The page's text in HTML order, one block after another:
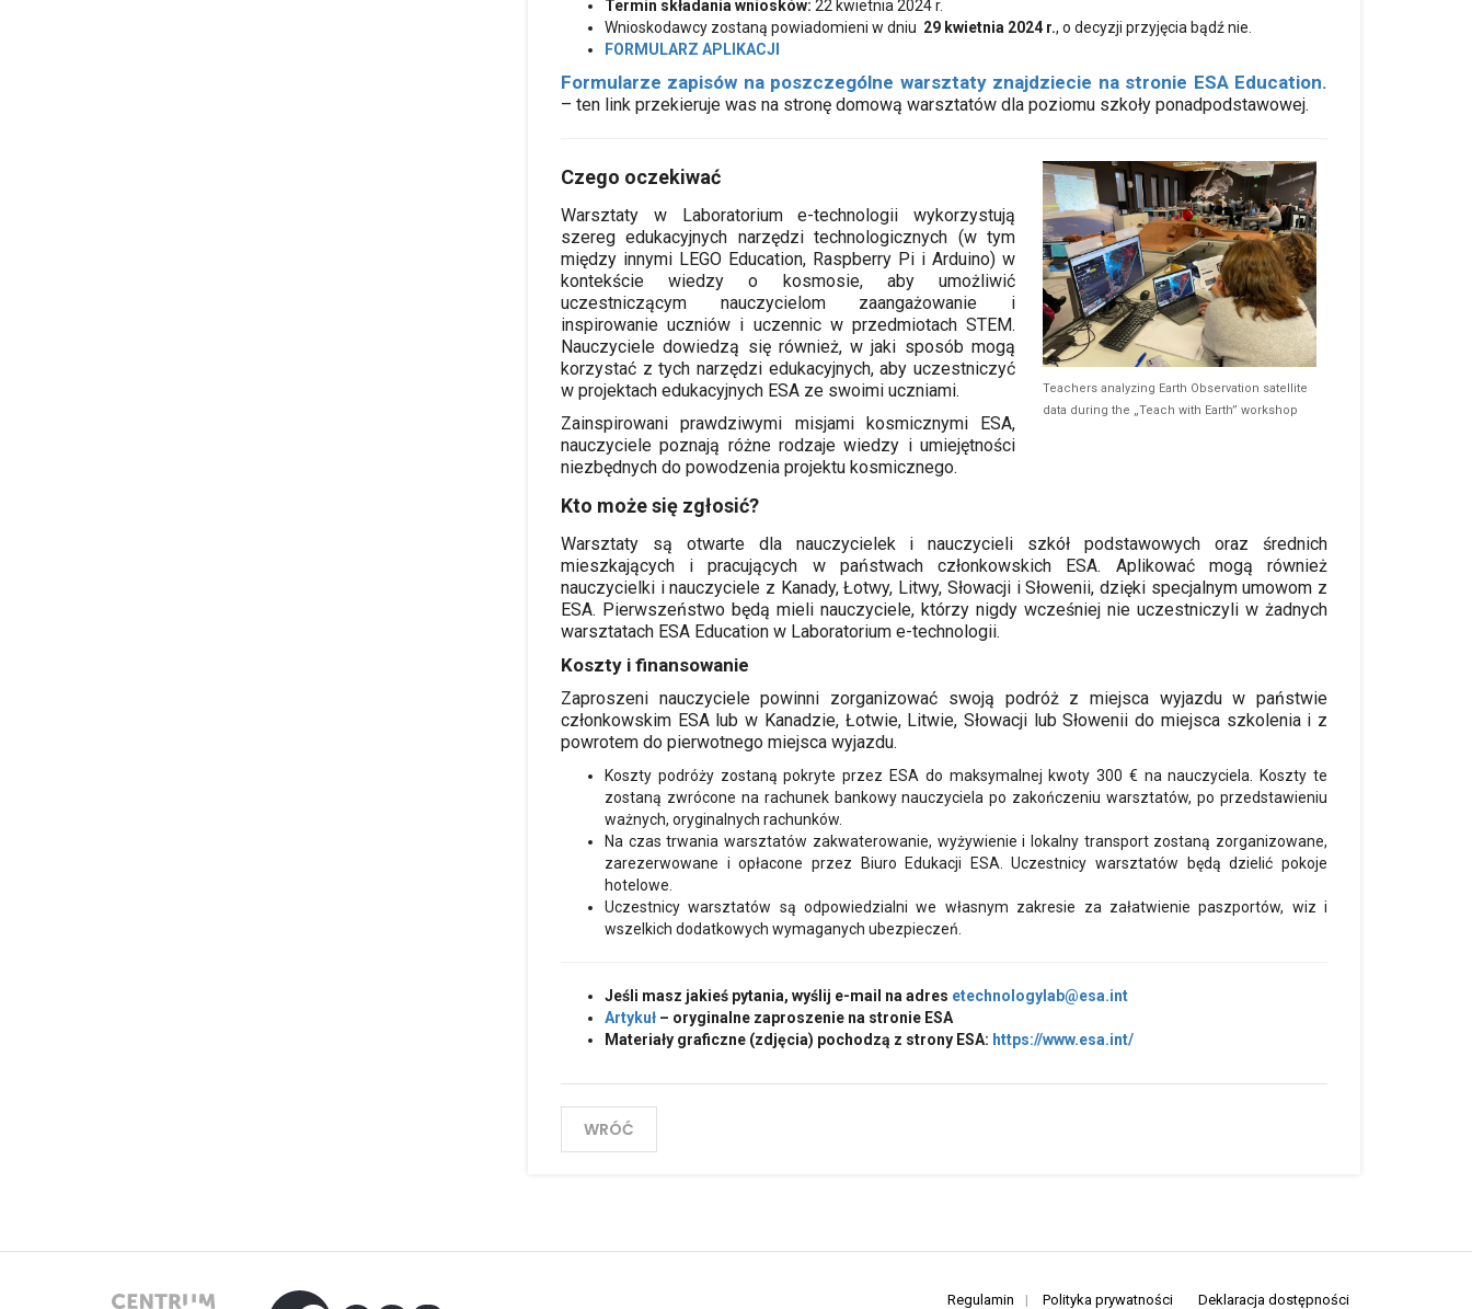
Termin składania wniosków: 22 kwietnia 2024 r.
Wnioskodawcy zostaną powiadomieni w dniu 29 kwietnia 2024 r., o decyzji przyjęcia bądź nie.
FORMULARZ APLIKACJI
Formularze zapisów na poszczególne warsztaty znajdziecie na stronie ESA Education.
– ten link przekieruje was na stronę domową warsztatów dla poziomu szkoły ponadpodstawowej.
Teachers analyzing Earth Observation satellite
data during the „Teach with Earth” workshop
Czego oczekiwać
Warsztaty w Laboratorium e-technologii wykorzystują
szereg edukacyjnych narzędzi technologicznych (w tym
między innymi LEGO Education, Raspberry Pi i Arduino) w
kontekście wiedzy o kosmosie, aby umożliwić
uczestniczącym nauczycielom zaangażowanie i
inspirowanie uczniów i uczennic w przedmiotach STEM.
Nauczyciele dowiedzą się również, w jaki sposób mogą
korzystać z tych narzędzi edukacyjnych, aby uczestniczyć
w projektach edukacyjnych ESA ze swoimi uczniami.
Zainspirowani prawdziwymi misjami kosmicznymi ESA,
nauczyciele poznają różne rodzaje wiedzy i umiejętności
niezbędnych do powodzenia projektu kosmicznego.
Kto może się zgłosić?
Warsztaty są otwarte dla nauczycielek i nauczycieli szkół podstawowych oraz średnich
mieszkających i pracujących w państwach członkowskich ESA. Aplikować mogą również
nauczycielki i nauczyciele z Kanady, Łotwy, Litwy, Słowacji i Słowenii, dzięki specjalnym umowom z
ESA. Pierwszeństwo będą mieli nauczyciele, którzy nigdy wcześniej nie uczestniczyli w żadnych
warsztatach ESA Education w Laboratorium e-technologii.
Koszty i finansowanie
Zaproszeni nauczyciele powinni zorganizować swoją podróż z miejsca wyjazdu w państwie
członkowskim ESA lub w Kanadzie, Łotwie, Litwie, Słowacji lub Słowenii do miejsca szkolenia i z
powrotem do pierwotnego miejsca wyjazdu.
Koszty podróży zostaną pokryte przez ESA do maksymalnej kwoty 300 € na nauczyciela. Koszty te
zostaną zwrócone na rachunek bankowy nauczyciela po zakończeniu warsztatów, po przedstawieniu
ważnych, oryginalnych rachunków.
Na czas trwania warsztatów zakwaterowanie, wyżywienie i lokalny transport zostaną zorganizowane,
zarezerwowane i opłacone przez Biuro Edukacji ESA. Uczestnicy warsztatów będą dzielić pokoje
hotelowe.
Uczestnicy warsztatów są odpowiedzialni we własnym zakresie za załatwienie paszportów, wiz i
wszelkich dodatkowych wymaganych ubezpieczeń.
Jeśli masz jakieś pytania, wyślij e-mail na adres etechnologylab@esa.int
Artykuł – oryginalne zaproszenie na stronie ESA
Materiały graficzne (zdjęcia) pochodzą z strony ESA: https://www.esa.int/
WRÓĆ
Regulamin | Polityka prywatności Deklaracja dostępności